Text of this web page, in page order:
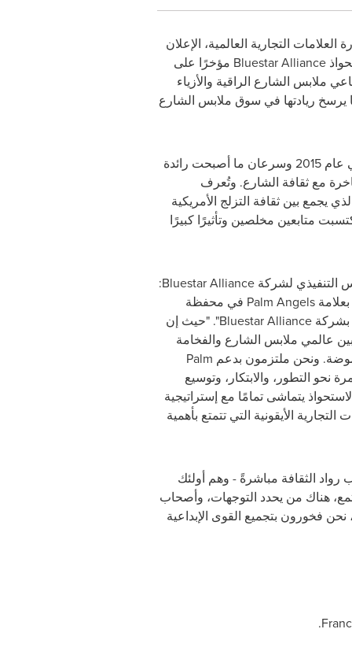
التجارية العالمية، الإعلان
Bluestar Alliance مؤخرًا على
ملابس الشارع الراقية والأزياء
يرسخ ريادتها في سوق ملابس الشارع
في عام 2015 وسرعان ما أصبحت رائدة
مع ثقافة الشارع. وتُعرف
يجمع بين ثقافة التزلج الأمريكية
متابعين مخلصين وتأثيرًا كبيرًا
التنفيذي لشركةBluestar Alliance
:
Palm Angels في محفظة
بشركةBluestar Alliance". "حيث إن
عالمي ملابس الشارع والفخامة
ونحن ملتزمون بدعم Palm
نحو التطور، والابتكار، وتوسيع
يتماشى تمامًا مع إستراتيجية
التجارية الأيقونية التي تتمتع بأهمية
الثقافة مباشرةً - وهم أولئك
هناك من يحدد التوجهات، وأصحاب
نحن فخورون بتجميع القوى الإبداعية
.